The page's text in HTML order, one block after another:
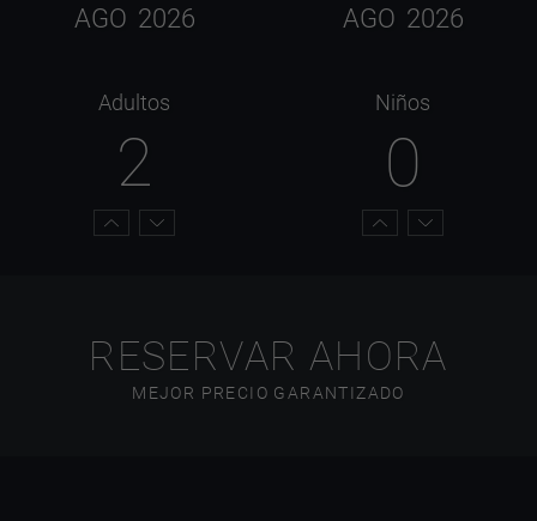
AGO 2026 AGO 2026
Adultos
2
Niños
0
RESERVAR AHORA
MEJOR PRECIO GARANTIZADO